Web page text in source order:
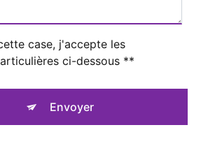
case, j'accepte les
ci-dessous **
Envoyer